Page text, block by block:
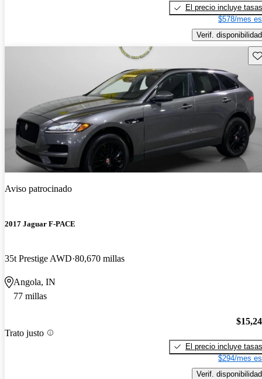
El precio incluye tasas
$578/mes
Verif. disponibilidad
Aviso patrocinado
2017 Jaguar F-PACE
35t Prestige AWD 80,670 millas
Angola, IN
77 millas
Trato justo
El precio incluye tasas
$294/mes
Verif. disponibilidad